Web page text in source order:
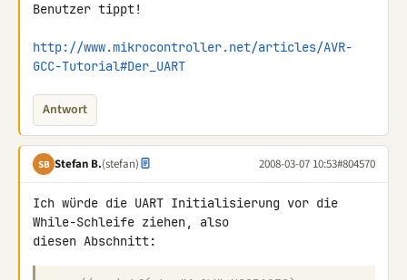
Benutzer tippt!
http://www.mikrocontroller.net/articles/AVR-
GCC-Tutorial#Der_UART
Antwort
SB Stefan B.(stefan) 2008-03-07 10:53#804570
Ich würde die UART Initialisierung vor die
While-Schleife ziehen, also